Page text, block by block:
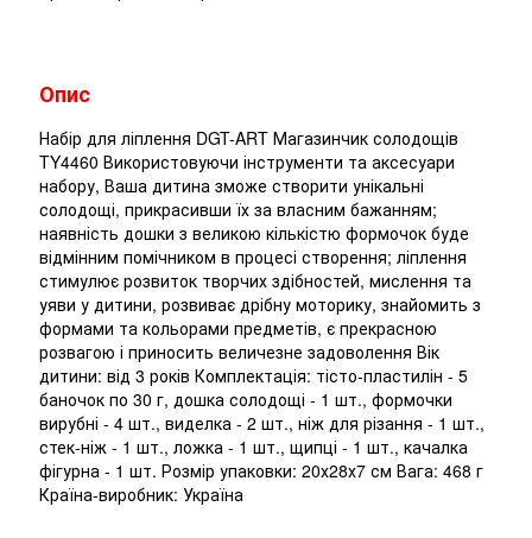
Опис
Набір для ліплення DGT-ART Магазинчик солодощів
TY4460 Використовуючи інструменти та аксесуари
набору, Ваша дитина зможе створити унікальні
солодощі, прикрасивши їх за власним бажанням;
наявність дошки з великою кількістю формочок буде
відмінним помічником в процесі створення; ліплення
стимулює розвиток творчих здібностей, мислення та
уяви у дитини, розвиває дрібну моторику, знайомить з
формами та кольорами предметів, є прекрасною
розвагою і приносить величезне задоволення Вік
дитини: від 3 років Комплектація: тісто-пластилін - 5
баночок по 30 г, дошка солодощі - 1 шт., формочки
вирубні - 4 шт., виделка - 2 шт., ніж для різання - 1 шт.,
стек-ніж - 1 шт., ложка - 1 шт., щипці - 1 шт., качалка
фігурна - 1 шт. Розмір упаковки: 20х28х7 см Вага: 468 г
Країна-виробник: Україна